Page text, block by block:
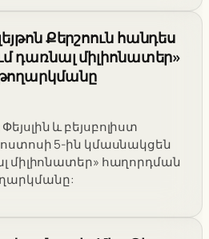
Քերշոուն հանդես
դառնալ միլիոնատեր»
և բեյսբոլիստ
5-ին կմասնակցեն
միլիոնատեր» հաղորդման